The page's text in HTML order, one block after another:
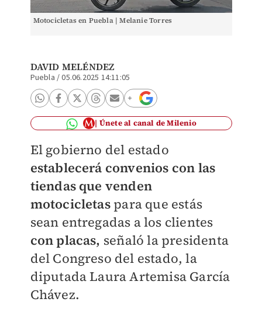
Motocicletas en Puebla | Melanie Torres
DAVID MELÉNDEZ
Puebla /05.06.2025 14:11:05
Únete al canal de Milenio
El gobierno del estado
establecerá convenios con las
tiendas que venden
motocicletaspara que estás
sean entregadas a los clientes
con placas, señaló la presidenta
del Congreso del estado, la
diputada Laura Artemisa García
Chávez.